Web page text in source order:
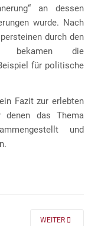
an dessen
wurde. Nach
durch den
bekamen die
für politische
Fazit zur erlebten
das Thema
und
FÜR DIE KLASSEN 7
NEXT ARTICLE:
WEITER